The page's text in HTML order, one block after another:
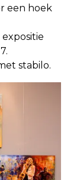
een hoek
stabilo.